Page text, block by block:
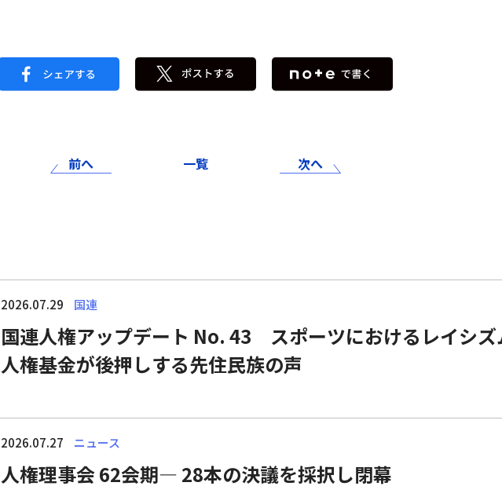
前へ 一覧 次へ
2026.07.29 国連
国連人権アップデート No. 43 スポーツにおけるレイシズ
人権基金が後押しする先住民族の声
2026.07.27 ニュース
人権理事会 62会期― 28本の決議を採択し閉幕